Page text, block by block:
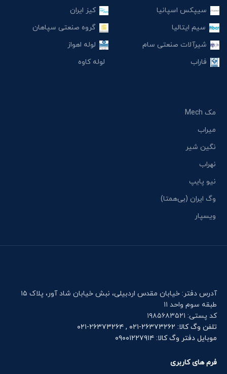
سیپکس اسپانیا
سیم ایتالیا
شیرآلات صنعتی سام
فاراب
کیز ایران
گروه صنعتی سپاهان
لوله اهواز
لوله کاوه
مک Mech
میراب
نگین شیر
نهراب
نیو پایپ
وگ ایران (بی‌همتا)
ویسپار
آدرس دفتر: خیابان مقدس اردبیلی، نبش خیابان شاد آور، پلاک ۱۵
طبقه سوم واحد ۱۱
کد پستی: ۱۹۸۵۶۸۳۵۲۱
تلفن وگ کالا: ۲۶۳۷۳۲۶۲-۰۲۱ , ۲۶۳۷۳۲۶۴-۰۲۱
موبایل دفتر وگ کالا: ۰۹۰۰۱۲۲۷۹۱۴
فرم های کاربری